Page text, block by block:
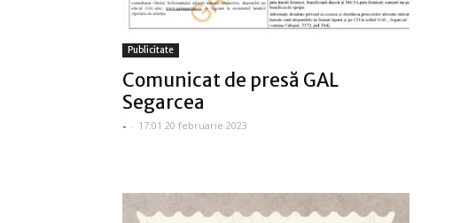
Publicitate
Comunicat de presă GAL
Segarcea
- - 17:01 20 februarie 2023